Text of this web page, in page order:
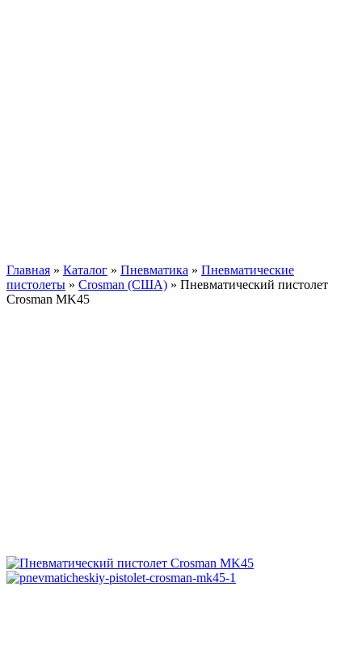
Главная » Каталог » Пневматика » Пневматические
пистолеты » Crosman (США) » Пневматический пистолет
Crosman MK45